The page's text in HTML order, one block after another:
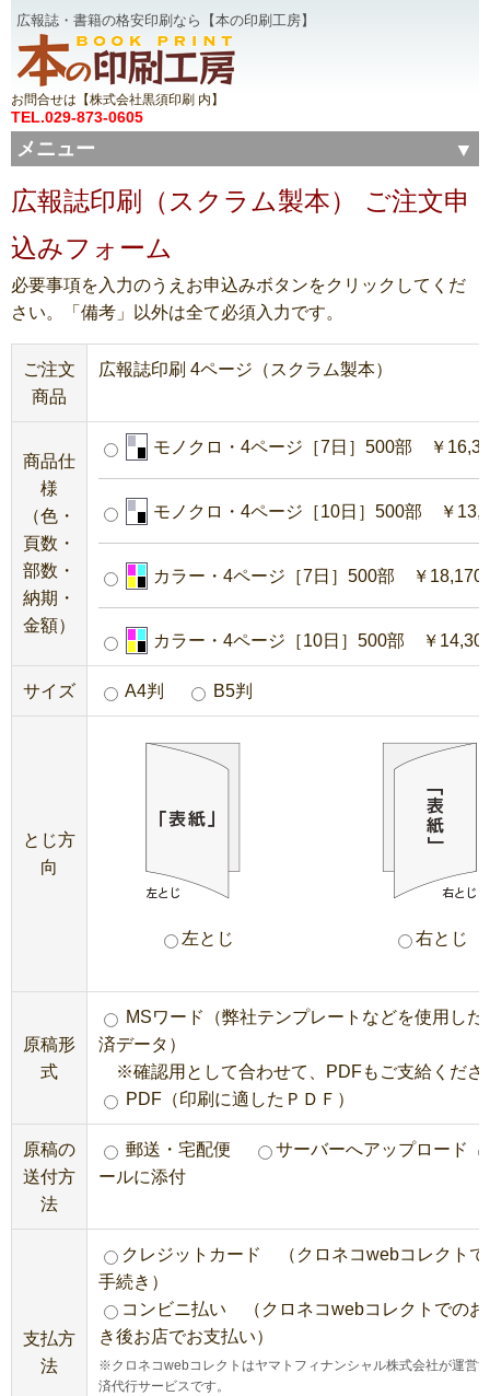
広報誌・書籍の格安印刷なら【本の印刷工房】
お問合せは【株式会社黒須印刷 内】
TEL.029-873-0605
メニュー
広報誌印刷（スクラム製本） ご注文申
込みフォーム
必要事項を入力のうえお申込みボタンをクリックしてくだ
さい。「備考」以外は全て必須入力です。
ご注文
商品
広報誌印刷 4ページ（スクラム製本）
商品仕
様
（色・
頁数・
部数・
納期・
金額）
モノクロ・4ページ［7日］500部 ￥
モノクロ・4ページ［10日］500部 ￥
カラー・4ページ［7日］500部 ￥18,170
カラー・4ページ［10日］500部 ￥
サイズ A4判 B5判
とじ方
向
左とじ 右とじ
原稿形
式
MSワード（弊社テンプレートなどを使用した
済データ）
※確認用として合わせて、PDFもご支給くださ
PDF（印刷に適したＰＤＦ）
原稿の
送付方
法
郵送・宅配便
サーバーへアップロード
ールに添付
支払方
法
クレジットカード （クロネコwebコレクトで
手続き）
コンビニ払い （クロネコwebコレクトでのお
き後お店でお支払い）
※クロネコwebコレクトはヤマトフィナンシャル株式会社が運営
済代行サービスです。